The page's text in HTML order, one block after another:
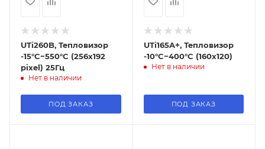
UTi260B, Тепловизор
-15°C~550°C (256x192
pixel) 25Гц
Нет в наличии
ПОД ЗАКАЗ
UTi165A+, Тепловизор
-10°C~400°C (160x120)
Нет в наличии
ПОД ЗАКАЗ